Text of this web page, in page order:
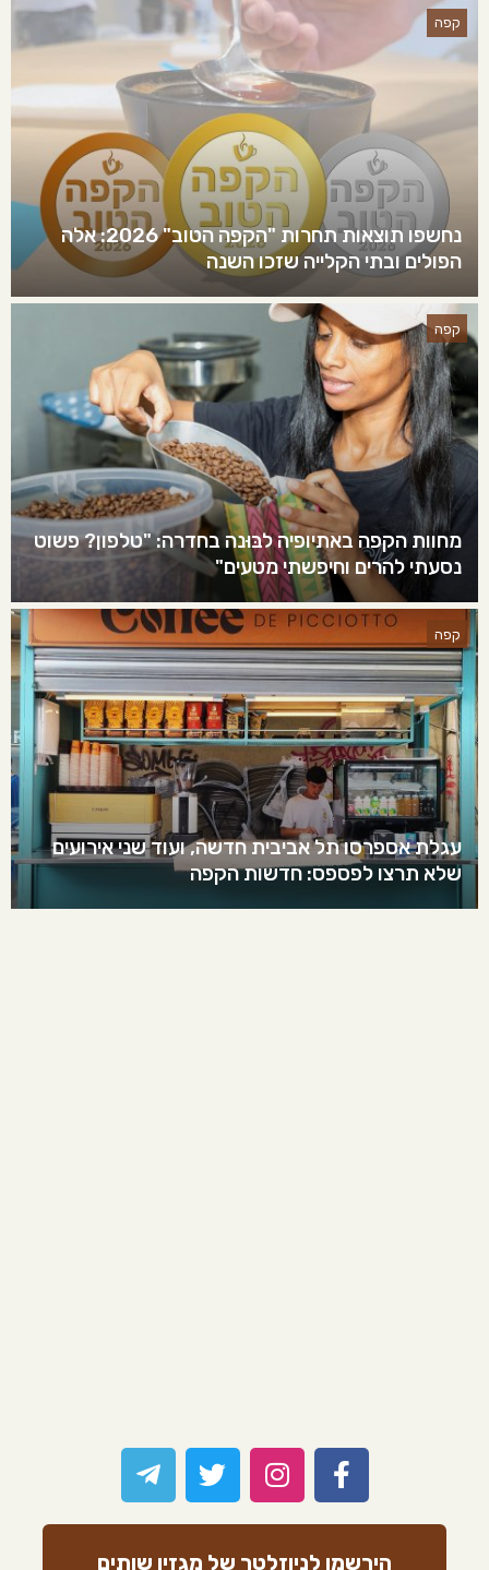
קפה
נחשפו תוצאות תחרות "הקפה הטוב" 2026: אלה
הפולים ובתי הקלייה שזכו השנה
קפה
מחוות הקפה באתיופיה לבּוּנה בחדרה: "טלפון? פשוט
נסעתי להרים וחיפשתי מטעים"
קפה
עגלת אספרסו תל אביבית חדשה, ועוד שני אירועים
שלא תרצו לפספס: חדשות הקפה
הירשמו לניוזלטר של מגזין שותים